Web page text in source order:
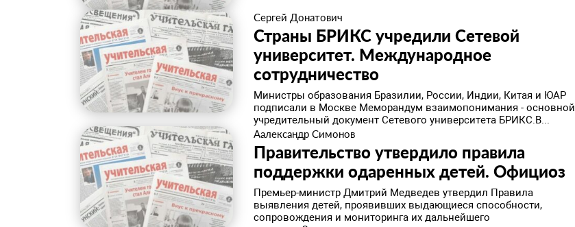
Сергей Донатович
Страны БРИКС учредили Сетевой
университет. ​Международное
сотрудничество
Министры образования Бразилии, России, Индии, Китая и ЮАР
подписали в Москве Меморандум взаимопонимания - основной
учредительный документ Сетевого университета БРИКС.В...
Аалександр Симонов
Правительство утвердило правила
поддержки одаренных детей. ​Официоз
Премьер-министр Дмитрий Медведев утвердил Правила
выявления детей, проявивших выдающиеся способности,
сопровождения и мониторинга их дальнейшего